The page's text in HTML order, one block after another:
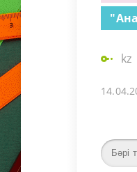
kz